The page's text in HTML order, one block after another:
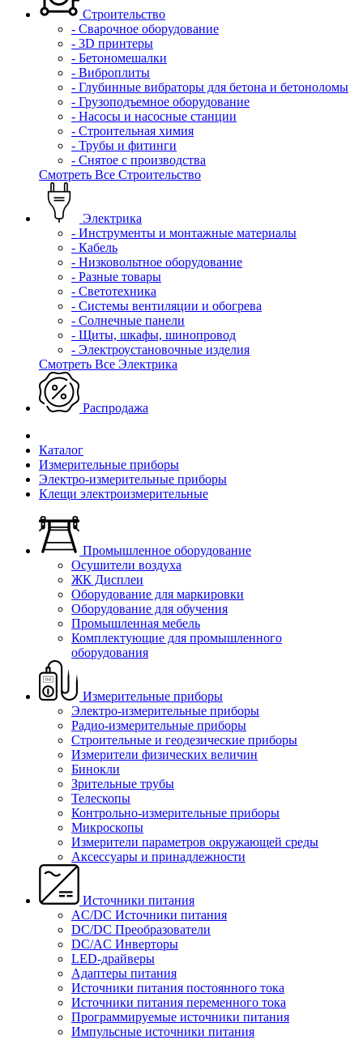
Строительство
- Сварочное оборудование
- 3D принтеры
- Бетономешалки
- Виброплиты
- Глубинные вибраторы для бетона и бетоноломы
- Грузоподъемное оборудование
- Насосы и насосные станции
- Строительная химия
- Трубы и фитинги
- Снятое с производства
Смотреть Все Строительство
Электрика
- Инструменты и монтажные материалы
- Кабель
- Низковольтное оборудование
- Разные товары
- Светотехника
- Системы вентиляции и обогрева
- Солнечные панели
- Щиты, шкафы, шинопровод
- Электроустановочные изделия
Смотреть Все Электрика
Распродажа
Каталог
Измерительные приборы
Электро-измерительные приборы
Клещи электроизмерительные
Промышленное оборудование
Осушители воздуха
ЖК Дисплеи
Оборудование для маркировки
Оборудование для обучения
Промышленная мебель
Комплектующие для промышленного
оборудования
Измерительные приборы
Электро-измерительные приборы
Радио-измерительные приборы
Строительные и геодезические приборы
Измерители физических величин
Бинокли
Зрительные трубы
Телескопы
Контрольно-измерительные приборы
Микроскопы
Измерители параметров окружающей среды
Аксессуары и принадлежности
Источники питания
AC/DC Источники питания
DC/DC Преобразователи
DC/AC Инверторы
LED-драйверы
Адаптеры питания
Источники питания постоянного тока
Источники питания переменного тока
Программируемые источники питания
Импульсные источники питания